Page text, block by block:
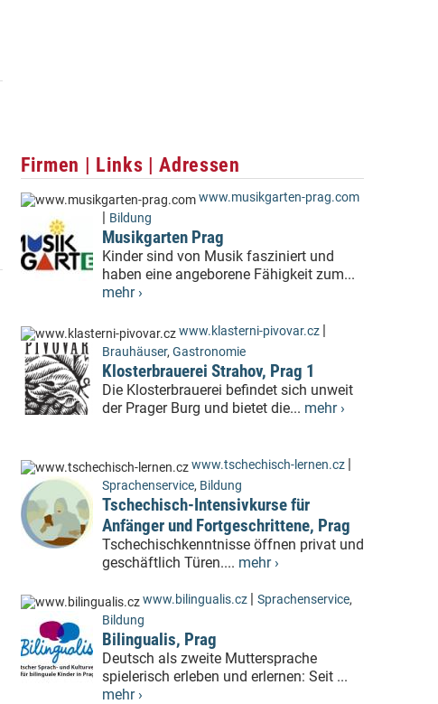
Firmen | Links | Adressen
www.musikgarten-prag.com
| Bildung
Musikgarten Prag
Kinder sind von Musik fasziniert und
haben eine angeborene Fähigkeit zum...
mehr ›
www.klasterni-pivovar.cz |
Brauhäuser, Gastronomie
Klosterbrauerei Strahov, Prag 1
Die Klosterbrauerei befindet sich unweit
der Prager Burg und bietet die... mehr ›
www.tschechisch-lernen.cz |
Sprachenservice, Bildung
Tschechisch-Intensivkurse für
Anfänger und Fortgeschrittene, Prag
Tschechischkenntnisse öffnen privat und
geschäftlich Türen.... mehr ›
www.bilingualis.cz | Sprachenservice,
Bildung
Bilingualis, Prag
Deutsch als zweite Muttersprache
spielerisch erleben und erlernen: Seit ...
mehr ›